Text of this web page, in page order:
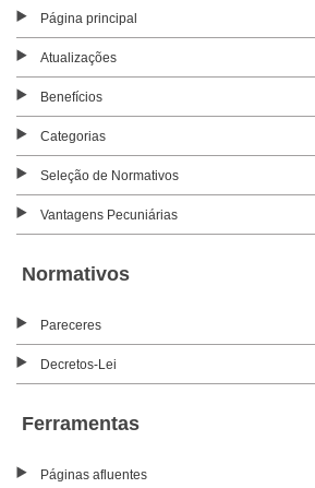
Página principal
Atualizações
Benefícios
Categorias
Seleção de Normativos
Vantagens Pecuniárias
Normativos
Pareceres
Decretos-Lei
Ferramentas
Páginas afluentes